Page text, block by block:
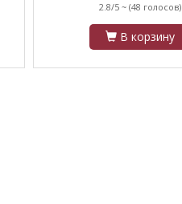
2.8/5 ~ (48 голосов)
В корзину